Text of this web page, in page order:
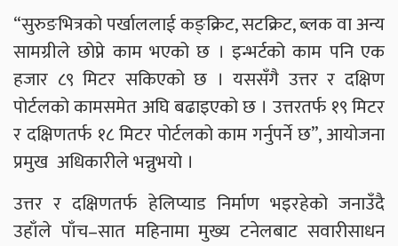
“सुरुङभित्रको पर्खाललाई कङ्क्रिट, सटक्रिट, ब्लक वा अन्य
सामग्रीले छोप्ने काम भएको छ । इन्भर्टको काम पनि एक
हजार ८९ मिटर सकिएको छ । यससँगै उत्तर र दक्षिण
पोर्टलको कामसमेत अघि बढाइएको छ । उत्तरतर्फ १९ मिटर
र दक्षिणतर्फ १८ मिटर पोर्टलको काम गर्नुपर्ने छ”, आयोजना
प्रमुख अधिकारीले भन्नुभयो ।
उत्तर र दक्षिणतर्फ हेलिप्याड निर्माण भइरहेको जनाउँदै
उहाँले पाँच–सात महिनामा मुख्य टनेलबाट सवारीसाधन